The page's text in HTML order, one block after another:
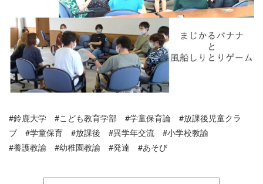
#鈴鹿大学 #こども教育学部 #学童保育論 #放課後児童クラ
ブ #学童保育 #放課後 #異学年交流 #小学校教諭
#養護教諭 #幼稚園教諭 #発達 #あそび